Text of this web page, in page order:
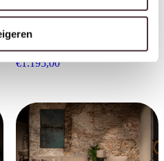
UrbanSofa Bankstel Merano
€1.195,00